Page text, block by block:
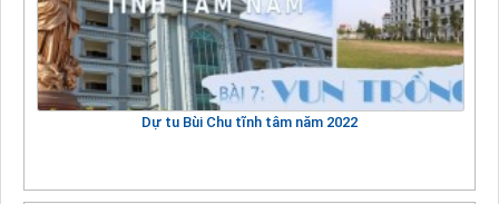
Dự tu Bùi Chu tĩnh tâm năm 2022